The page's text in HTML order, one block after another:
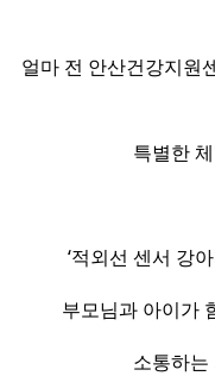
얼마 전 안산건강지원
특별한
‘적외선 센서 강
부모님과 아이가
소통하는